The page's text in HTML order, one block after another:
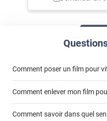
Comment poser un film pour
Comment enlever mon film
Comment savoir dans quel